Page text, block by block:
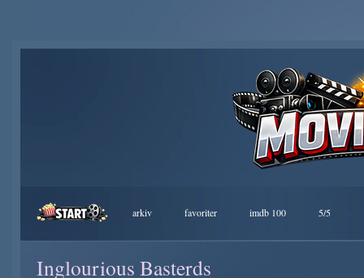
arkiv favoriter imdb 100 5/5
Inglourious Basterds